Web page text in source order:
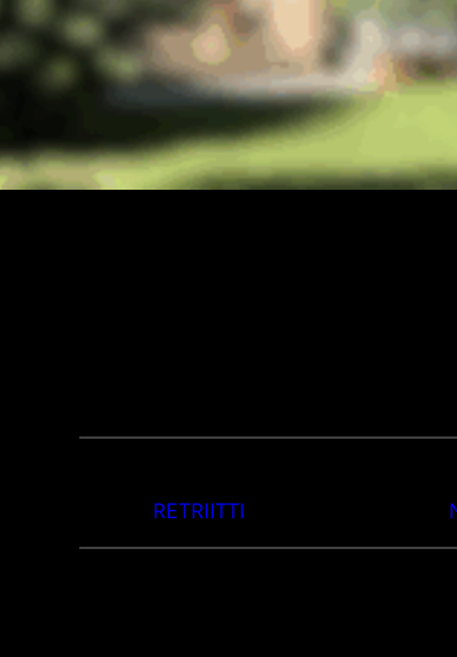
RETRIITTI